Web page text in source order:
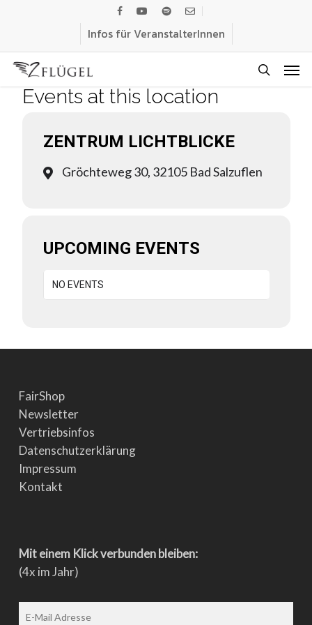
content
facebook
youtubespotifyemail
Infos für VeranstalterInnen
Events at this location
ZENTRUM LICHTBLICKE
Gröchteweg 30, 32105 Bad Salzuflen
UPCOMING EVENTS
NO EVENTS
FairShop
Newsletter
Vertriebsinfos
Datenschutzerklärung
Impressum
Kontakt
Mit einem Klick verbunden bleiben:
(4x im Jahr)